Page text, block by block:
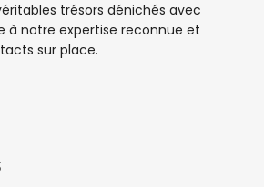
trésors dénichés avec
à notre expertise reconnue et
sur place.